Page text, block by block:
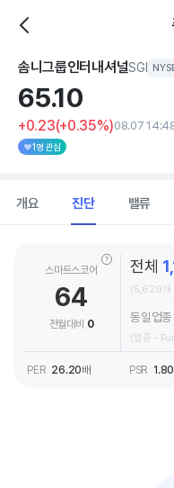
솜니그룹인터내셔널SGI
65.10
+0.23(+0.35%)08.07
1명 관심
개요 진단 밸류
스마트스코어
64
전월대비 0
전체
(5,629개
동일업
(업종 -
PER 26.20배 PSR 1.80